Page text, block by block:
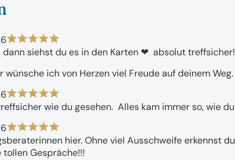
siehst du es in den Karten ❤ ️ absolut
wünsche ich von Herzen viel Freude auf deinem
wie du gesehen.  Alles kam immer so, wie
hier. Ohne viel Ausschweife erkennst
Gespräche!!!